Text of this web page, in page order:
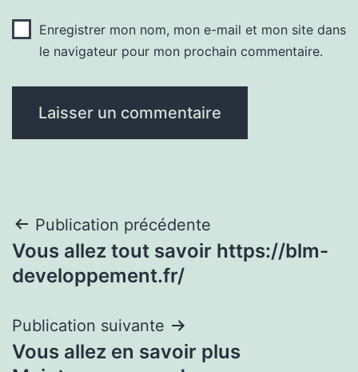
Enregistrer mon nom, mon e-mail et mon site dans
le navigateur pour mon prochain commentaire.
Navigation
de
Publication précédente
Vous allez tout savoir https://blm-
developpement.fr/
Publication suivante
Vous allez en savoir plus